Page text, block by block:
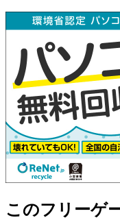
このフリーゲ